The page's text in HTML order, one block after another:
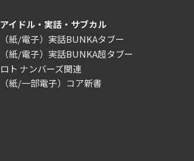
アイドル・実話・サブカル
（紙/電子）実話BUNKAタブー
（紙/電子）実話BUNKA超タブー
ロト ナンバーズ関連
（紙/一部電子）コア新書